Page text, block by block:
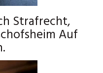
Strafrecht,
Auf